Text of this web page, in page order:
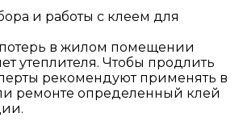
и работы с клеем для
в жилом помещении
утеплителя. Чтобы продлить
рекомендуют применять в
ремонте определенный клей